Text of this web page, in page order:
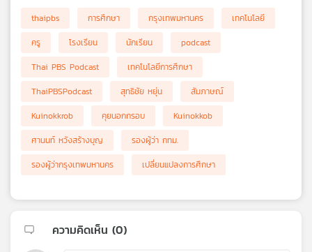
thaipbs การศึกษา กรุงเทพมหานคร
เทคโนโลยี
ครู
โรงเรียน นักเรียน
podcast
Thai PBS Podcast
เทคโนโลยีการศึกษา
ThaiPBSPodcast
สุทธิชัย หยุ่น
สัมภาษณ์
Kuinokkrob
คุยนอกกรอบ
Kuinokkob
ศานนท์ หวังสร้างบุญ
รองผู้ว่า กทม.
รองผู้ว่ากรุงเทพมหานคร
เปลี่ยนแปลงการศึกษา
ความคิดเห็น (0)